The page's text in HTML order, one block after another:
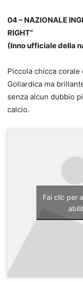
04 – NAZIONALE
RIGHT”
(Inno ufficiale della
Piccola chicca corale
Goliardica ma
senza alcun dubbio
calcio.
Fai clic per